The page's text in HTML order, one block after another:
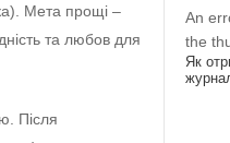
Мета прощі –
та любов для
Після
An
the
Як